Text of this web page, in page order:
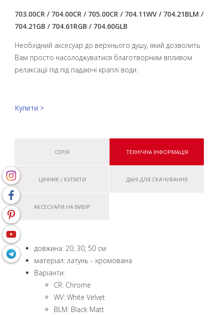
703.00CR / 704.00CR / 705.00CR / 704.11WV / 704.21BLM /
704.21GB / 704.61RGB / 704.60GLB
Необхідний аксесуар до верхнього душу, який дозволить
Вам просто насолоджуватися благотворним впливом
релаксації під під падаючі краплі води.
Купити >
СЕРІЯ ТЕХНІЧНА ІНФОРМАЦІЯ
ЦІННИК / КУПИТИ ДАНІ ДЛЯ СКАЧУВАННЯ
АКСЕСУАРИ НА ВИБІР
довжина: 20, 30, 50 см
матеріал: латунь - хромована
Варіанти:
CR: Chrome
WV: White Velvet
BLM: Black Matt